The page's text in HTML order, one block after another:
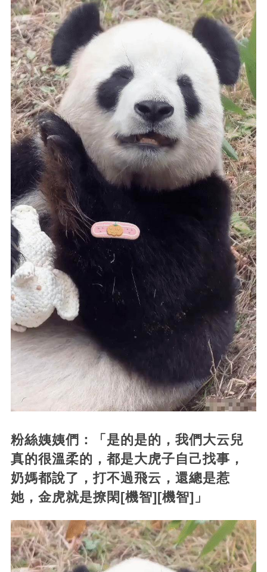
粉絲姨姨們：「是的是的，我們大云兒
真的很溫柔的，都是大虎子自己找事，
奶媽都說了，打不過飛云，還總是惹
她，金虎就是撩閑[機智][機智]」